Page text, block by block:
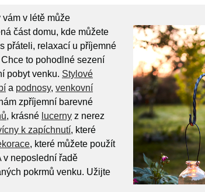
v létě může
část domu, kde můžete
přáteli, relaxací u příjemné
to pohodlné sezení
pobyt venku. Stylové
a podnosy, venkovní
zpříjemní barevné
, krásné lucerny z nerez
k zapíchnutí, které
, které můžete použít
v neposlední řadě
pokrmů venku. Užijte